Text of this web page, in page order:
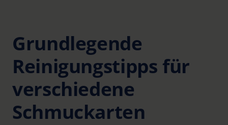
Grundlegende
Reinigungstipps für
verschiedene
Schmuckarten